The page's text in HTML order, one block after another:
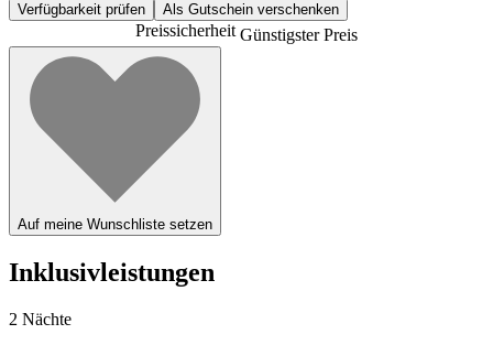
Verfügbarkeit prüfen Als Gutschein verschenken
PreissicherheitGünstigster Preis
Auf meine Wunschliste setzen
Inklusivleistungen
2 Nächte